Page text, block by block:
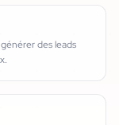
des leads